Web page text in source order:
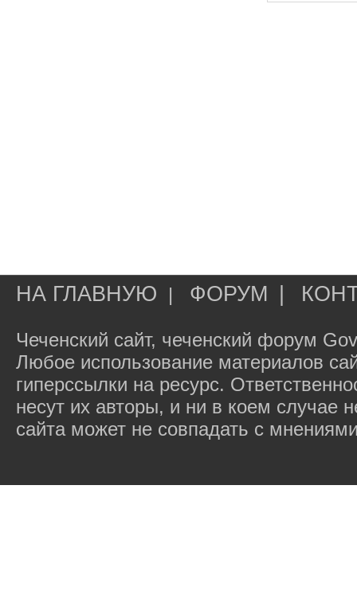
НА ГЛАВНУЮ | ФОРУМ
Чеченский сайт, чеченский форум
Любое использование материалов
гиперссылки на ресурс.
несут их авторы, и ни в коем случае
сайта может не совпадать с